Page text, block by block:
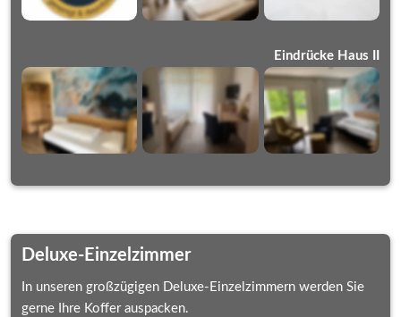
Eindrücke Haus II
Deluxe-Einzelzimmer
In unseren großzügigen Deluxe-Einzelzimmern werden Sie
gerne Ihre Koffer auspacken.